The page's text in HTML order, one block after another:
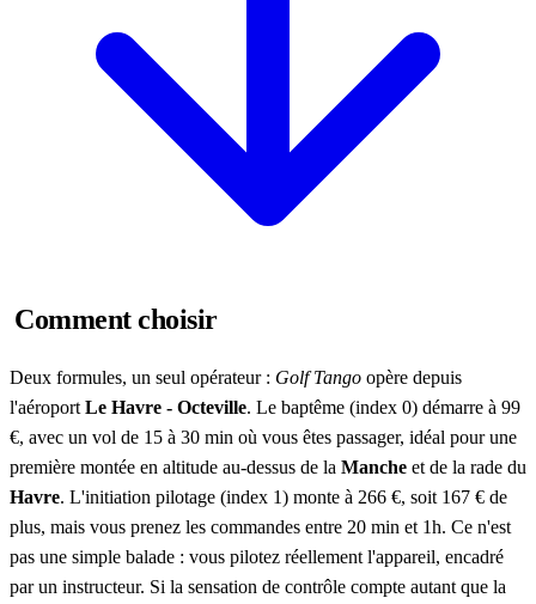
Comment choisir
Deux formules, un seul opérateur : Golf Tango opère depuis
l'aéroport Le Havre - Octeville. Le baptême (index 0) démarre à 99
€, avec un vol de 15 à 30 min où vous êtes passager, idéal pour une
première montée en altitude au-dessus de la Manche et de la rade du
Havre. L'initiation pilotage (index 1) monte à 266 €, soit 167 € de
plus, mais vous prenez les commandes entre 20 min et 1h. Ce n'est
pas une simple balade : vous pilotez réellement l'appareil, encadré
par un instructeur. Si la sensation de contrôle compte autant que la